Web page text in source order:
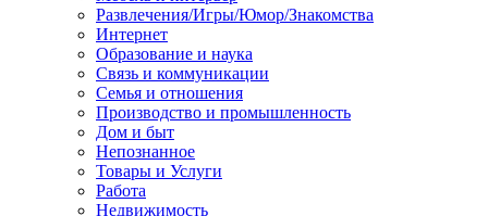
Развлечения/Игры/Юмор/Знакомства
Интернет
Образование и наука
Связь и коммуникации
Семья и отношения
Производство и промышленность
Дом и быт
Непознанное
Товары и Услуги
Работа
Недвижимость